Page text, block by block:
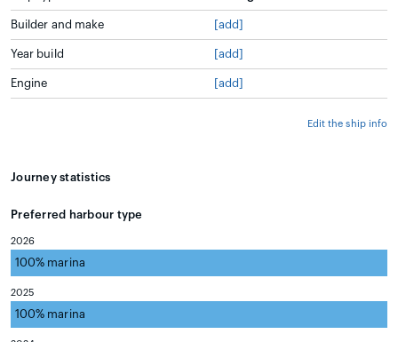
Builder and make [add]
Year build [add]
Engine [add]
Edit the ship info
Journey statistics
Preferred harbour type
2026
100% marina
2025
100% marina